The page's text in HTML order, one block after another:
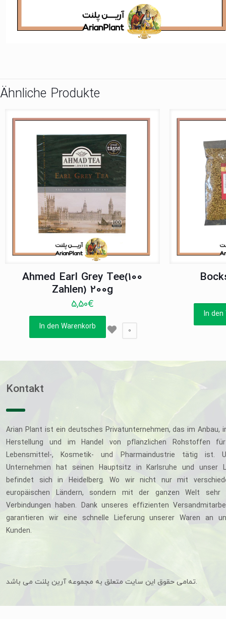
Ähnliche Produkte
Ahmed Earl Grey Tee(100
Zahlen) 200g
5,50€
In den Warenkorb 0
In den
Kontakt
Arian Plant ist ein deutsches Privatunternehmen, das im Anbau,
Herstellung und im Handel von pflanzlichen Rohstoffen
Lebensmittel-, Kosmetik- und Pharmaindustrie tätig ist.
Unternehmen hat seinen Hauptsitz in Karlsruhe und unser
befindet sich in Heidelberg. Wo wir nicht nur mit
europäischen Ländern, sondern mit der ganzen Welt sehr
Verbindungen haben. Dank unseres effizienten
garantieren wir eine schnelle Lieferung unserer Waren an
Kunden.
تمامی حقوق این سایت متعلق به مجموعه آرین پلنت می باشد.